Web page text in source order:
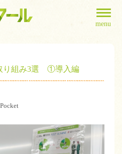
menu
り組み3選 ①導入編
Pocket